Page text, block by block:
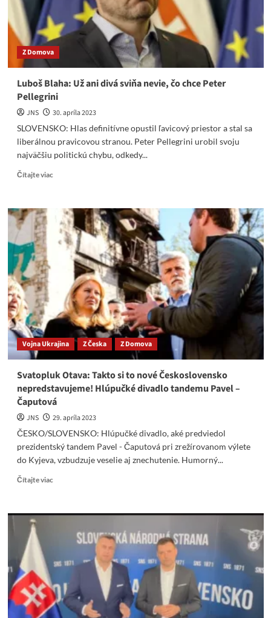
KAŽDÉHO
ČECHA
O
18
500
HEGER
OKRÁDA
KAŽDÉHO
O
533
EUR
Z Domova
Luboš Blaha: Už ani divá sviňa nevie, čo chce Peter
Pellegrini
JNS
30. apríla 2023
SLOVENSKO: Hlas definitívne opustil ľavicový priestor a stal sa
liberálnou pravicovou stranou. Peter Pellegrini urobil svoju
najväčšiu politickú chybu, odkedy...
Čítajte viacRead
Luboš
Blaha:
Už
ani
chce
Peter
Pellegrini
Vojna Ukrajina Z Česka Z Domova
Svatopluk Otava: Takto si to nové Československo
nepredstavujeme! Hlúpučké divadlo tandemu Pavel –
Čaputová
JNS
29. apríla 2023
ČESKO/SLOVENSKO: Hlúpučké divadlo, aké predviedol
prezidentský tandem Pavel - Čaputová pri zrežírovanom výlete
do Kyjeva, vzbudzuje veselie aj znechutenie. Humorný...
Čítajte viacRead
Svatopluk
nové
Československo
nepredstavujeme!
Hlúpučké
divadlo